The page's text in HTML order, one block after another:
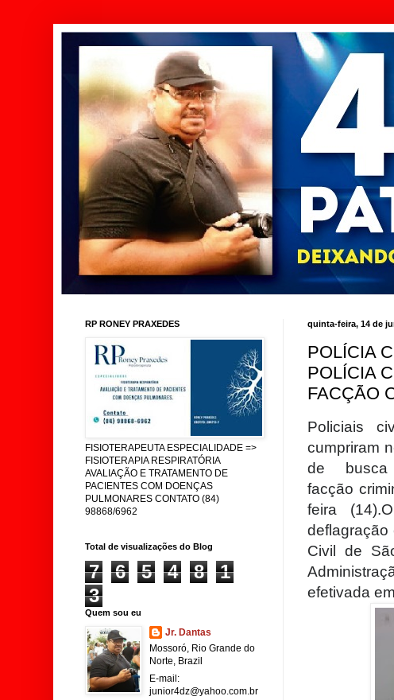
quinta-feira, 14 de
POLÍCIA
POLÍCIA
FACÇÃO
Policiais
cumpriram
de
facção
feira
Civil de
efetivada
RP RONEY PRAXEDES
FISIOTERAPEUTA ESPECIALIDADE =>
FISIOTERAPIA RESPIRATÓRIA
AVALIAÇÃO E TRATAMENTO DE
PACIENTES COM DOENÇAS
PULMONARES CONTATO (84)
98868/6962
Total de visualizações do Blog
7 6 5 4 8
1
3
Quem sou eu
Jr. Dantas
Mossoró, Rio Grande do
Norte, Brazil
E-mail:
junior4dz@yahoo.com.br